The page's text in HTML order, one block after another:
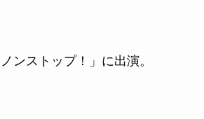
ンストップ！」に出演。